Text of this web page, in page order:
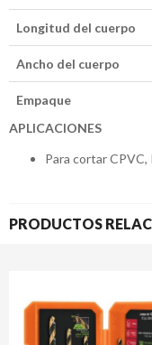
Longitud del cuerpo
Ancho del cuerpo
Empaque
APLICACIONES
Para cortar CPVC,
PRODUCTOS